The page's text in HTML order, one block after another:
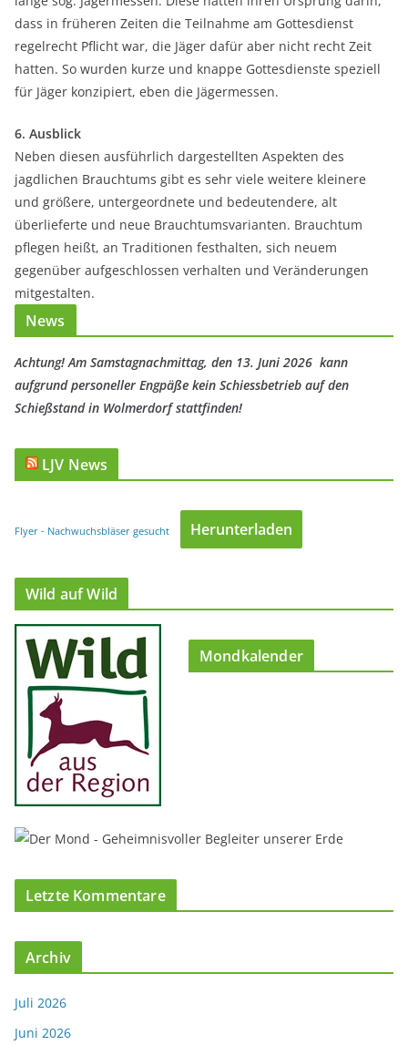
dass in früheren Zeiten die Teilnahme am Gottesdienst
regelrecht Pflicht war, die Jäger dafür aber nicht recht Zeit
hatten. So wurden kurze und knappe Gottesdienste speziell
für Jäger konzipiert, eben die Jägermessen.
6. Ausblick
Neben diesen ausführlich dargestellten Aspekten des
jagdlichen Brauchtums gibt es sehr viele weitere kleinere
und größere, untergeordnete und bedeutendere, alt
überlieferte und neue Brauchtumsvarianten. Brauchtum
pflegen heißt, an Traditionen festhalten, sich neuem
gegenüber aufgeschlossen verhalten und Veränderungen
mitgestalten.
News
Achtung! Am Samstagnachmittag, den 13. Juni 2026 kann
aufgrund personeller Engpäße kein Schiessbetrieb auf den
Schießstand in Wolmerdorf stattfinden!
LJV News
Flyer - Nachwuchsbläser gesucht Herunterladen
Wild auf Wild
Mondkalender
Letzte Kommentare
Archiv
Juli 2026
Juni 2026